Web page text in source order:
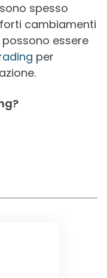
spesso
cambiamenti
possono essere
per